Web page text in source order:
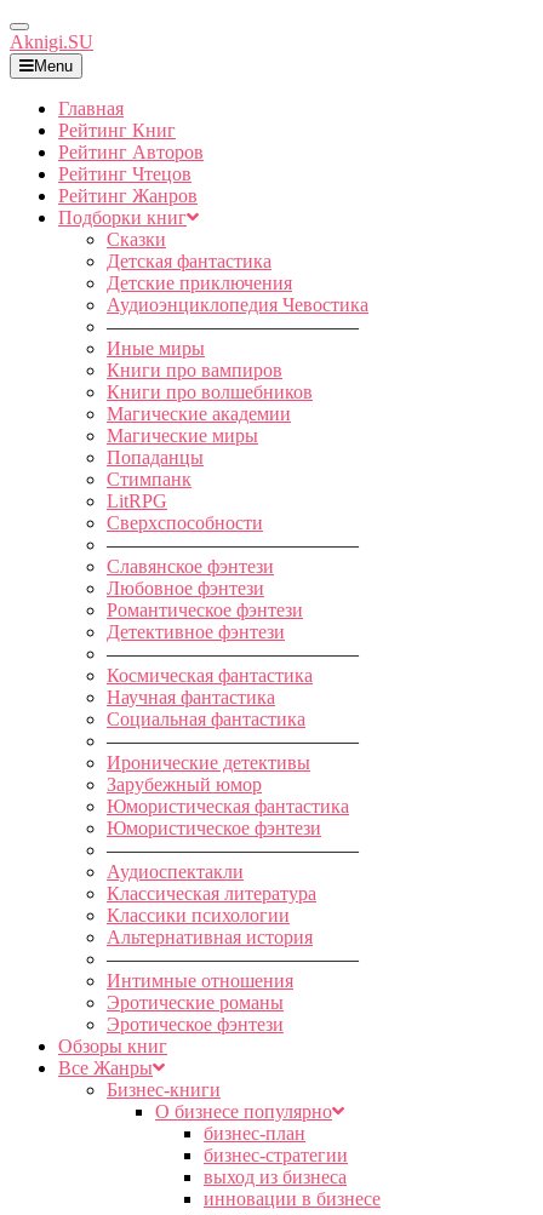
Toggle
Navigation
Aknigi.SU
Menu
Главная
Рейтинг Книг
Рейтинг Авторов
Рейтинг Чтецов
Рейтинг Жанров
Подборки книг
Сказки
Детская фантастика
Детские приключения
Аудиоэнциклопедия Чевостика
—————————————
Иные миры
Книги про вампиров
Книги про волшебников
Магические академии
Магические миры
Попаданцы
Стимпанк
LitRPG
Сверхспособности
—————————————
Славянское фэнтези
Любовное фэнтези
Романтическое фэнтези
Детективное фэнтези
—————————————
Космическая фантастика
Научная фантастика
Социальная фантастика
—————————————
Иронические детективы
Зарубежный юмор
Юмористическая фантастика
Юмористическое фэнтези
—————————————
Аудиоспектакли
Классическая литература
Классики психологии
Альтернативная история
—————————————
Интимные отношения
Эротические романы
Эротическое фэнтези
Обзоры книг
Все Жанры
Бизнес-книги
О бизнесе популярно
бизнес-план
бизнес-стратегии
выход из бизнеса
инновации в бизнесе